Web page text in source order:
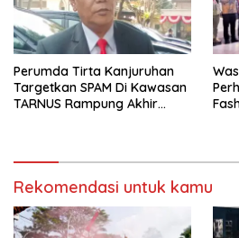
Perumda Tirta Kanjuruhan
Targetkan SPAM Di Kawasan
TARNUS Rampung Akhir
Rekomendasi untuk kamu